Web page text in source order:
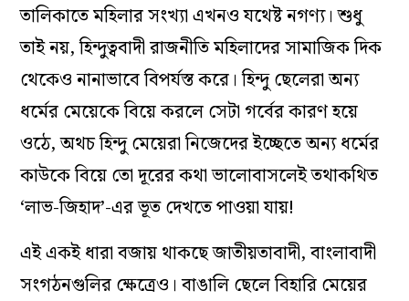
তালিকাতে মহিলার সংখ্যা এখনও যথেষ্ট নগণ্য। শুধু
তাই নয়, হিন্দুত্ববাদী রাজনীতি মহিলাদের সামাজিক দিক
থেকেও নানাভাবে বিপর্যস্ত করে। হিন্দু ছেলেরা অন্য
ধর্মের মেয়েকে বিয়ে করলে সেটা গর্বের কারণ হয়ে
ওঠে, অথচ হিন্দু মেয়েরা নিজেদের ইচ্ছেতে অন্য ধর্মের
কাউকে বিয়ে তো দূরের কথা ভালোবাসলেই তথাকথিত
‘লাভ-জিহাদ’-এর ভূত দেখতে পাওয়া যায়!
এই একই ধারা বজায় থাকছে জাতীয়তাবাদী, বাংলাবাদী
সংগঠনগুলির ক্ষেত্রেও। বাঙালি ছেলে বিহারি মেয়ের